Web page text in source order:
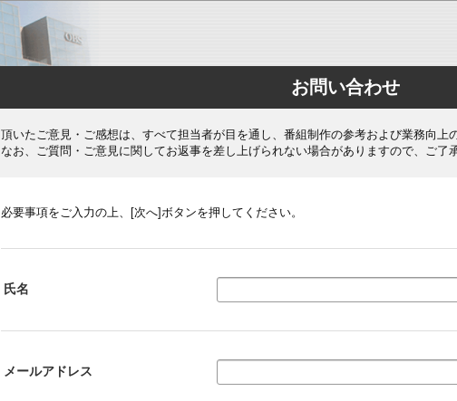
お問い合わせ
頂いたご意見・ご感想は、すべて担当者が目を通し、番組制作の参考および業務向上
なお、ご質問・ご意見に関してお返事を差し上げられない場合がありますので、ご了
必要事項をご入力の上、[次へ]ボタンを押してください。
氏名
メールアドレス